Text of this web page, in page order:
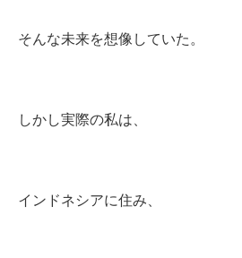
そんな未来を想像していた。
しかし実際の私は、
インドネシアに住み、